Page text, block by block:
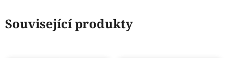
Související produkty